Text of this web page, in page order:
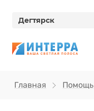
Дегтярск
Главная Помощь